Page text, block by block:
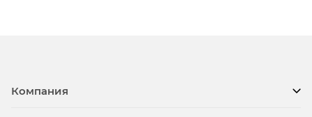
Компания